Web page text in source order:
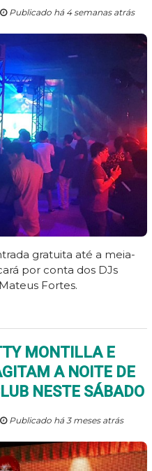
Publicado há 4 semanas atrás
gratuita até a meia-
por conta dos DJs
Fortes.
MONTILLA E
A NOITE DE
NESTE SÁBADO
Publicado há 3 meses atrás